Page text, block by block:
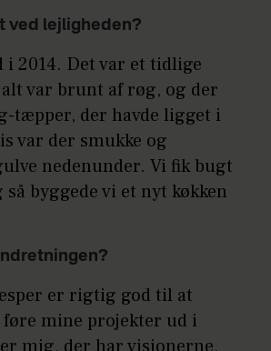
ved lejligheden?
i 2014. Det var et tidlige
var brunt af røg, og der
tæpper, der havde ligget i
var der smukke og
nedenunder. Vi fik bugt
byggede vi et nyt køkken
er rigtig god til at
mine projekter ud i